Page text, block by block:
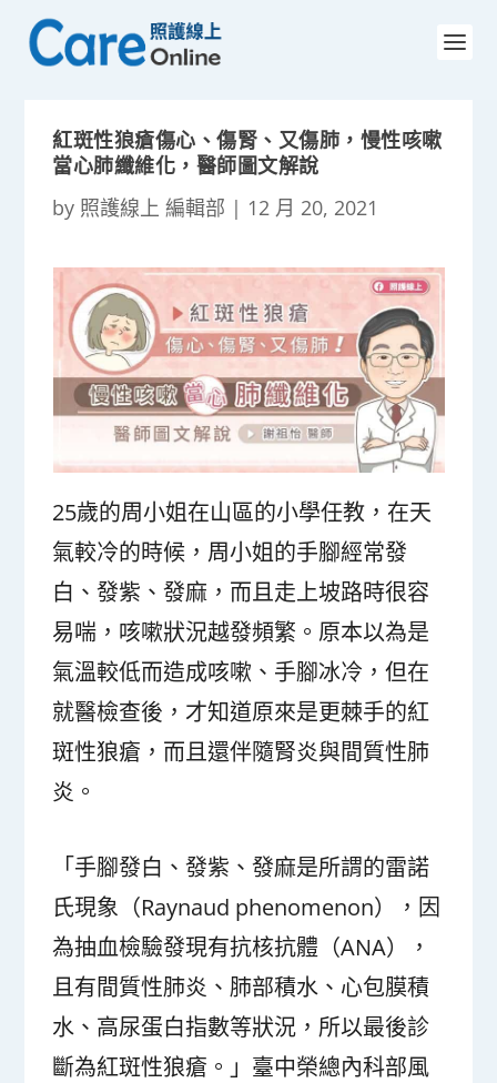
紅斑性狼瘡傷心、傷腎、又傷肺，慢性咳嗽
當心肺纖維化，醫師圖文解說
by 照護線上 編輯部 | 12 月 20, 2021
25歲的周小姐在山區的小學任教，在天
氣較冷的時候，周小姐的手腳經常發
白、發紫、發麻，而且走上坡路時很容
易喘，咳嗽狀況越發頻繁。原本以為是
氣溫較低而造成咳嗽、手腳冰冷，但在
就醫檢查後，才知道原來是更棘手的紅
斑性狼瘡，而且還伴隨腎炎與間質性肺
炎。
「手腳發白、發紫、發麻是所謂的雷諾
氏現象（Raynaud phenomenon），因
為抽血檢驗發現有抗核抗體（ANA），
且有間質性肺炎、肺部積水、心包膜積
水、高尿蛋白指數等狀況，所以最後診
斷為紅斑性狼瘡。」臺中榮總內科部風